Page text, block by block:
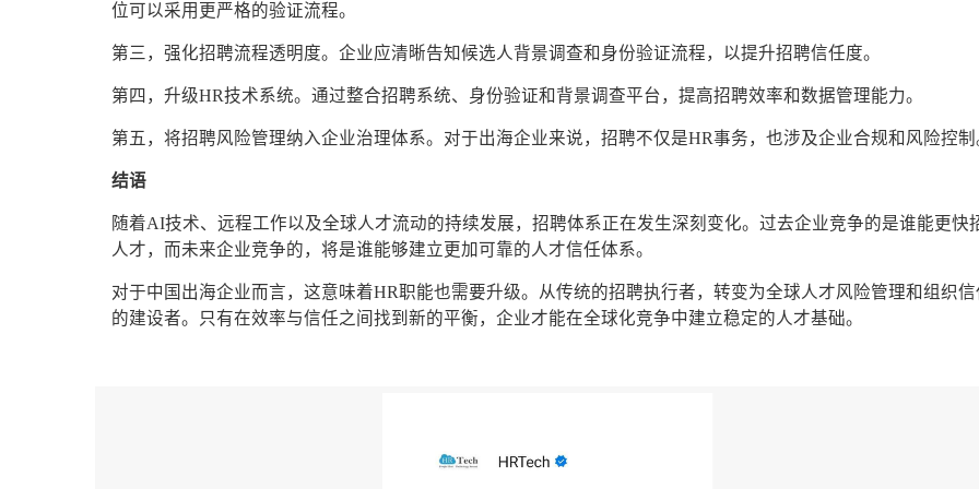
位可以采用更严格的验证流程。
第三，强化招聘流程透明度。企业应清晰告知候选人背景调查和身份验证流程，以提升招聘信任度。
第四，升级HR技术系统。通过整合招聘系统、身份验证和背景调查平台，提高招聘效率和数据管理能力。
第五，将招聘风险管理纳入企业治理体系。对于出海企业来说，招聘不仅是HR事务，也涉及企业合规和风险控制
结语
随着AI技术、远程工作以及全球人才流动的持续发展，招聘体系正在发生深刻变化。过去企业竞争的是谁能更快
人才，而未来企业竞争的，将是谁能够建立更加可靠的人才信任体系。
对于中国出海企业而言，这意味着HR职能也需要升级。从传统的招聘执行者，转变为全球人才风险管理和组织信
的建设者。只有在效率与信任之间找到新的平衡，企业才能在全球化竞争中建立稳定的人才基础。